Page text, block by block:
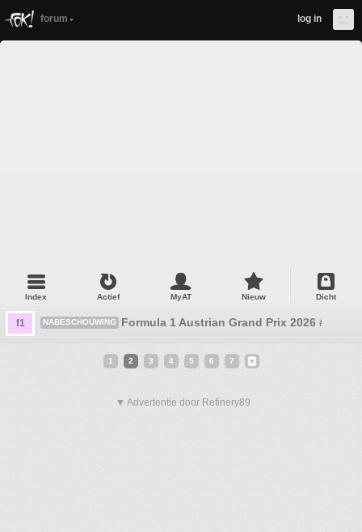
forum log in
Index Actief MyAT Nieuw Dicht
f1 NABESCHOUWING Formula 1 Austrian Grand Prix 2026 #6
1 2 3 4 5 6 7
▼ Advertentie door Refinery89